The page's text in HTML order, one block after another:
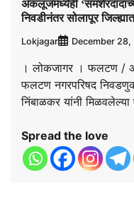
अकलूजमध्येही
निवडीनंतर सोलापूर
Lokjagar December 28,
। लोकजागर । फलटण /
फलटण नगरपरिषद
निंबाळकर यांनी
Spread the love